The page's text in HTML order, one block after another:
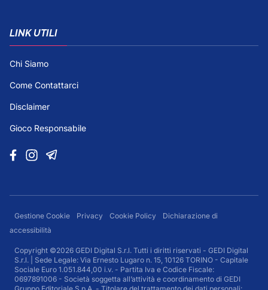
LINK UTILI
Chi Siamo
Come Contattarci
Disclaimer
Gioco Responsabile
Gestione Cookie Privacy Cookie Policy
Dichiarazione di
accessibilità
Copyright ©2026 GEDI Digital S.r.l. Tutti i diritti riservati - GEDI Digital
S.r.l. | Sede Legale: Via Ernesto Lugaro n. 15, 10126 TORINO - Capitale
Sociale Euro 1.051.844,00 i.v. - Partita Iva e Codice Fiscale:
0697891006 - Società soggetta all’attività e coordinamento di GEDI